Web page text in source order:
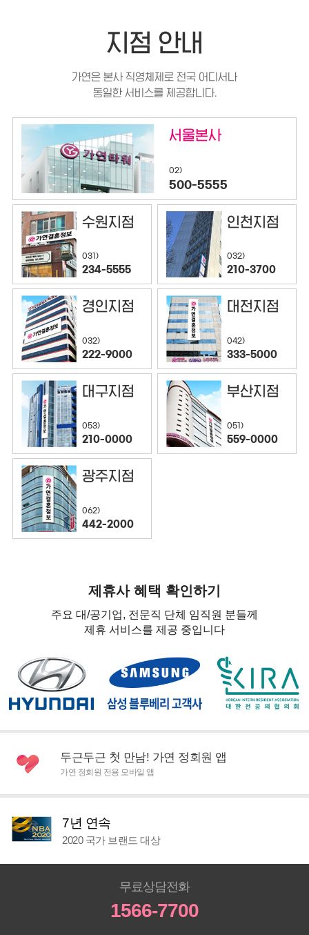
지점 안내
가연은 본사 직영체제로 전국 어디서나
동일한 서비스를 제공합니다.
서울본사
02)
500-5555
수원지점
031)
234-5555
인천지점
032)
210-3700
경인지점
032)
222-9000
대전지점
042)
333-5000
대구지점
053)
210-0000
부산지점
051)
559-0000
광주지점
062)
442-2000
제휴사 혜택 확인하기
주요 대/공기업, 전문직 단체 임직원 분들께
제휴 서비스를 제공 중입니다
두근두근 첫 만남! 가연 정회원 앱
가연 정회원 전용 모바일 앱
7년 연속
2020 국가 브랜드 대상
무료상담전화
1566-7700